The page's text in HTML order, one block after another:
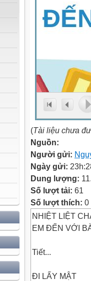
(Tài liệu chưa
Nguồn:
Người gửi:
Ngày gửi:
Dung lượng:
Số lượt tải: 61
Số lượt thích: 0
NHIỆT LIỆT
EM ĐẾN VỚI
Tiết...
ĐI LẤY MẬT